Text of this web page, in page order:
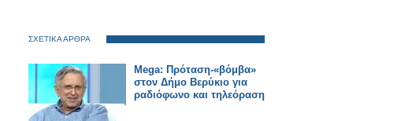
ΣΧΕΤΙΚΑ ΑΡΘΡΑ
Mega: Πρόταση-«βόμβα»
στον Δήμο Βερύκιο για
ραδιόφωνο και τηλεόραση